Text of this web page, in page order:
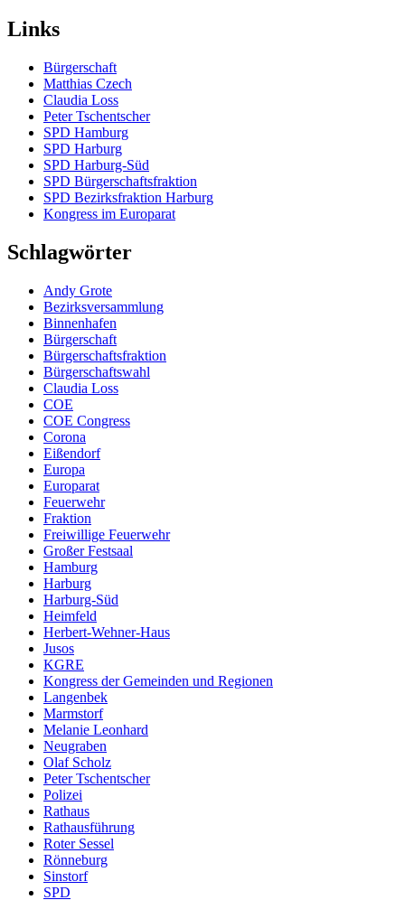
Links
Bürgerschaft
Matthias Czech
Claudia Loss
Peter Tschentscher
SPD Hamburg
SPD Harburg
SPD Harburg-Süd
SPD Bürgerschaftsfraktion
SPD Bezirksfraktion Harburg
Kongress im Europarat
Schlagwörter
Andy Grote
Bezirksversammlung
Binnenhafen
Bürgerschaft
Bürgerschaftsfraktion
Bürgerschaftswahl
Claudia Loss
COE
COE Congress
Corona
Eißendorf
Europa
Europarat
Feuerwehr
Fraktion
Freiwillige Feuerwehr
Großer Festsaal
Hamburg
Harburg
Harburg-Süd
Heimfeld
Herbert-Wehner-Haus
Jusos
KGRE
Kongress der Gemeinden und Regionen
Langenbek
Marmstorf
Melanie Leonhard
Neugraben
Olaf Scholz
Peter Tschentscher
Polizei
Rathaus
Rathausführung
Roter Sessel
Rönneburg
Sinstorf
SPD